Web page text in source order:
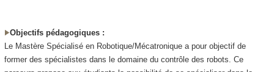
Objectifs pédagogiques :
Le Mastère Spécialisé en Robotique/Mécatronique a pour objectif de
former des spécialistes dans le domaine du contrôle des robots. Ce